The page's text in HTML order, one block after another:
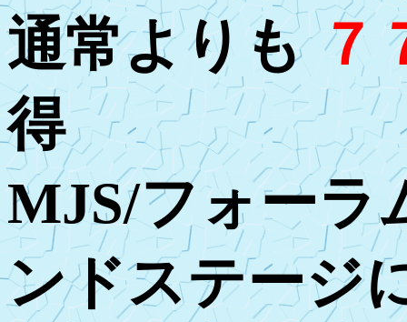
通常よりも７
得
MJS/フォー
ンドステージ